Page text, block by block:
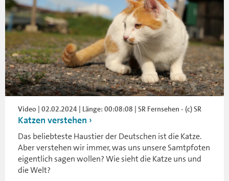
Video | 02.02.2024 | Länge: 00:08:08 | SR Fernsehen - (c) SR
Katzen verstehen
Das beliebteste Haustier der Deutschen ist die Katze.
Aber verstehen wir immer, was uns unsere Samtpfoten
eigentlich sagen wollen? Wie sieht die Katze uns und
die Welt?